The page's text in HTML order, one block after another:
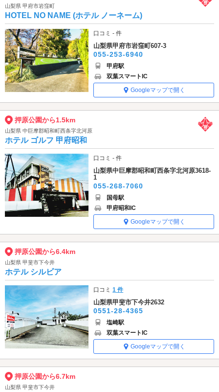
山梨県 甲府市岩窪町
HOTEL NO NAME (ホテル ノーネーム)
口コミ - 件
山梨県甲府市岩窪町607-3
055-253-6940
甲府駅
双葉スマートIC
Googleマップで開く
押原公園から1.5km
山梨県 中巨摩郡昭和町西条字北河原
ホテル ゴルフ 甲府昭和
口コミ - 件
山梨県中巨摩郡昭和町西条字北河原3618-
1
055-268-7060
国母駅
甲府昭和IC
Googleマップで開く
押原公園から6.4km
山梨県 甲斐市下今井
ホテル シルビア
口コミ1 件
山梨県甲斐市下今井2632
0551-28-4365
塩崎駅
双葉スマートIC
Googleマップで開く
押原公園から6.7km
山梨県 甲斐市下今井